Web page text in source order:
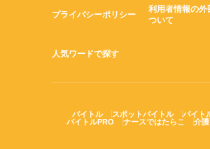
プライバシーポリシー
利用者情報の外
ついて
人気ワードで探す
バイトル スポットバイトル
バイト
バイトルPRO
ナースではたらこ 介